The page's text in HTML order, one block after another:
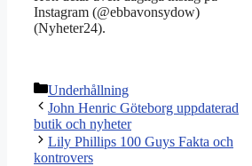
Instagram (@ebbavonsydow)
(Nyheter24).
Kategorier
Underhållning
John Henric Göteborg uppdaterad
butik och nyheter
Lily Phillips 100 Guys Fakta och
kontrovers